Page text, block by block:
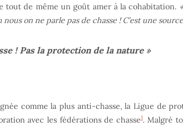
tout de même un goût amer à la cohabitation.
on ne parle pas de chasse ! C’est une
! Pas la protection de la nature »
comme la plus anti-chasse, la Ligue de
avec les fédérations de chasse1. Malgré